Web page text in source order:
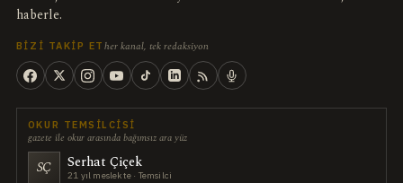
haberle.
BIZI TAKIP ET her kanal, tek redaksiyon
OKUR TEMSILCISI
gazete ile okur arasında bağımsız ara yüz
SÇ Serhat Çiçek
21 yıl meslekte · Temsilci